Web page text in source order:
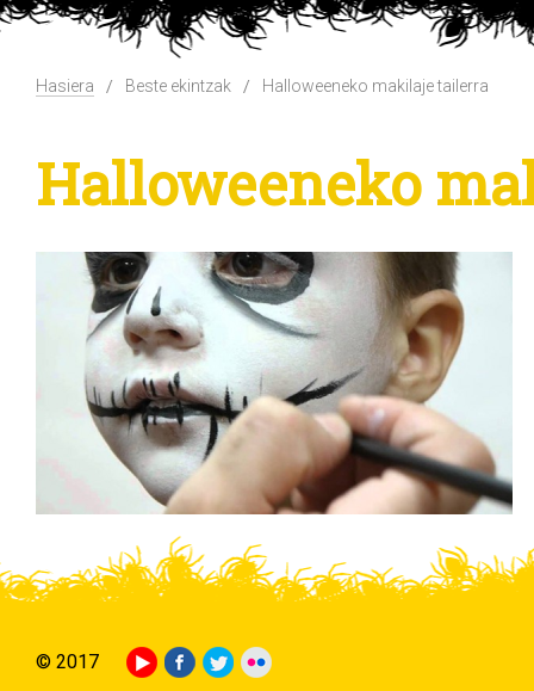
Hasiera Beste ekintzak Halloweeneko makilaje tailerra
Halloweeneko
© 2017